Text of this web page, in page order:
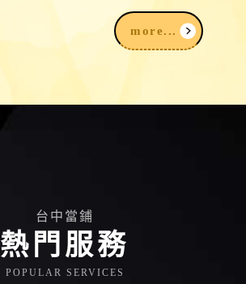
黃金注意事項一次看
more...
台中當鋪
熱門服務
POPULAR SERVICES